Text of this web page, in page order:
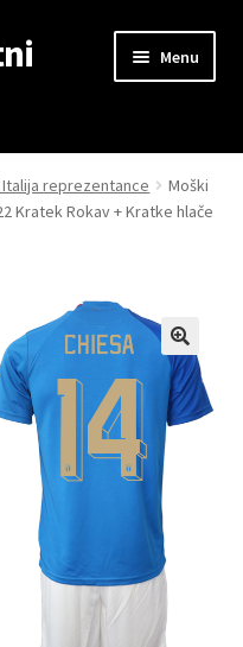
Menu
Italija reprezentance
Moški
Kratek Rokav + Kratke hlače